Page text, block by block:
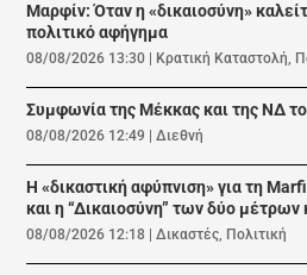
Μαρφίν: Όταν η «δικαιοσύνη»
πολιτικό αφήγημα
08/08/2026 13:30 Κρατική Καταστολή,
Συμφωνία της Μέκκας και της ΝΔ
08/08/2026 12:49 |Διεθνή
Η «δικαστική αφύπνιση» για τη
και η “Δικαιοσύνη” των δύο
08/08/2026 12:18 |Δικαστές, Πολιτική